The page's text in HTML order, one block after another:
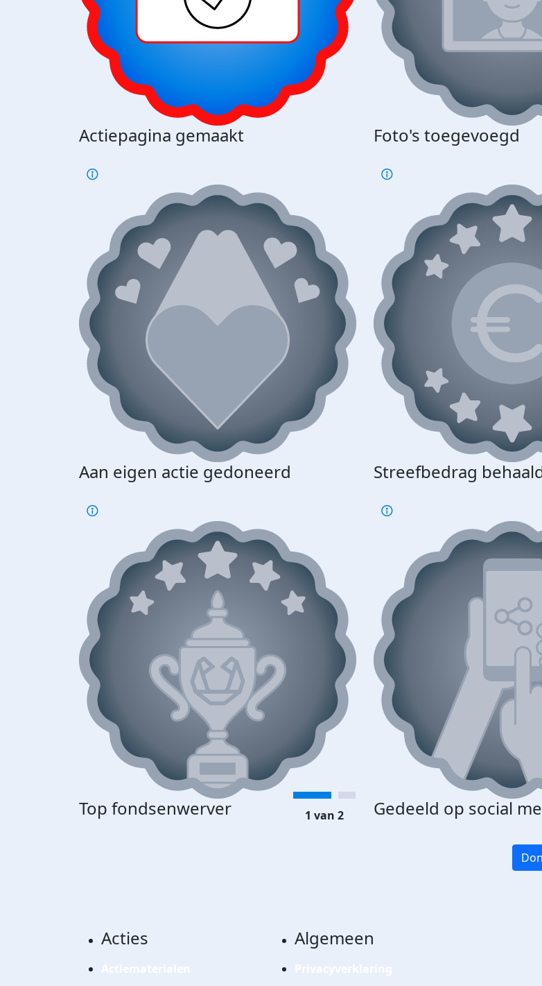
Actiepagina gemaakt Foto's toegevoegd
Aan eigen actie gedoneerd Streefbedrag
Top fondsenwerver Gedeeld op social
1 van 2
Acties Algemeen